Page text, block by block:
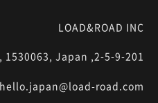
LOAD&ROAD INC
2-5-9-201, Meguro, Meguro-ku, Tokyo, 1530063, Japan
hello.japan@load-road.com